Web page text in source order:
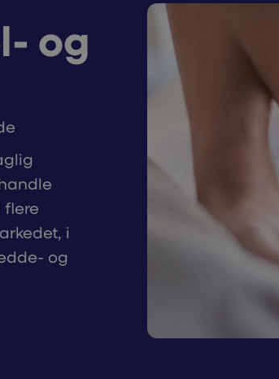
og
flere
i
og